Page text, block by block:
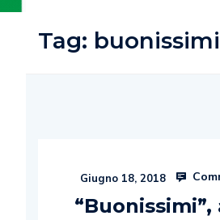
Tag: buonissimi
Giugno 18, 2018